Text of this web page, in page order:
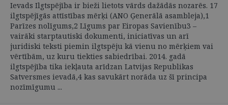
Ievads Ilgtspējība ir bieži lietots vārds dažādās nozarēs. 17
ilgtspējīgās attīstības mērķi (ANO Ģenerālā asambleja),1
Parīzes nolīgums,2 Līgums par Eiropas Savienību3 –
vairāki starptautiski dokumenti, iniciatīvas un arī
juridiski teksti piemin ilgtspēju kā vienu no mērķiem vai
vērtībām, uz kuru tiekties sabiedrībai. 2014. gadā
ilgtspējība tika iekļauta arīdzan Latvijas Republikas
Satversmes ievadā,4 kas savukārt norāda uz šī principa
nozīmīgumu ...